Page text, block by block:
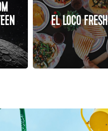
EL LOCO FRESH